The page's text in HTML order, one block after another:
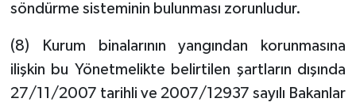
söndürme sisteminin bulunması zorunludur.
(8) Kurum binalarının yangından korunmasına
ilişkin bu Yönetmelikte belirtilen şartların dışında
27/11/2007 tarihli ve 2007/12937 sayılı Bakanlar